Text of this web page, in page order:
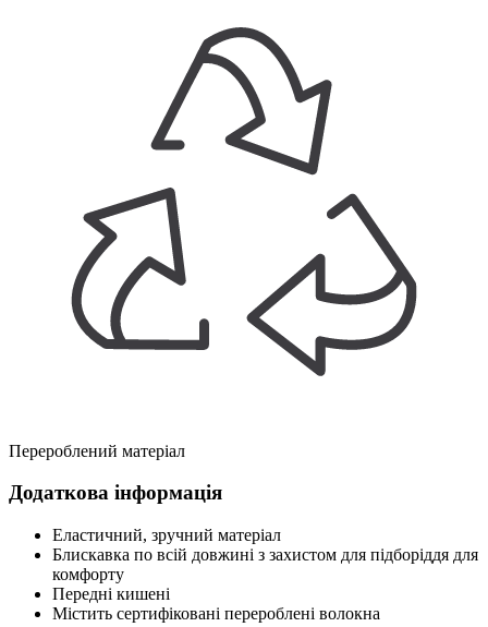
Перероблений матеріал
Додаткова інформація
Еластичний, зручний матеріал
Блискавка по всій довжині з захистом для підборіддя для
комфорту
Передні кишені
Містить сертифіковані перероблені волокна